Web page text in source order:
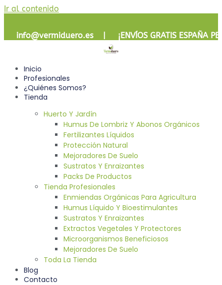
Ir al contenido
info@vermiduero.es | ¡ENVÍOS GRATISESPAÑA
Inicio
Profesionales
¿Quiénes Somos?
Tienda
Huerto Y Jardín
Humus De Lombriz Y Abonos Orgánicos
Fertilizantes Líquidos
Protección Natural
Mejoradores De Suelo
Sustratos Y Enraizantes
Packs De Productos
Tienda Profesionales
Enmiendas Orgánicas Para Agricultura
Humus Líquido Y Bioestimulantes
Sustratos Y Enraizantes
Extractos Vegetales Y Protectores
Microorganismos Beneficiosos
Mejoradores De Suelo
Toda La Tienda
Blog
Contacto